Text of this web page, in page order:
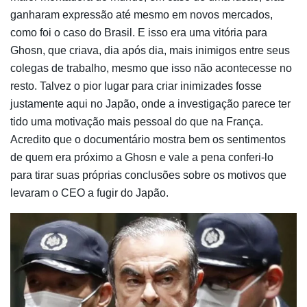
ganharam expressão até mesmo em novos mercados,
como foi o caso do Brasil. E isso era uma vitória para
Ghosn, que criava, dia após dia, mais inimigos entre seus
colegas de trabalho, mesmo que isso não acontecesse no
resto. Talvez o pior lugar para criar inimizades fosse
justamente aqui no Japão, onde a investigação parece ter
tido uma motivação mais pessoal do que na França.
Acredito que o documentário mostra bem os sentimentos
de quem era próximo a Ghosn e vale a pena conferi-lo
para tirar suas próprias conclusões sobre os motivos que
levaram o CEO a fugir do Japão.